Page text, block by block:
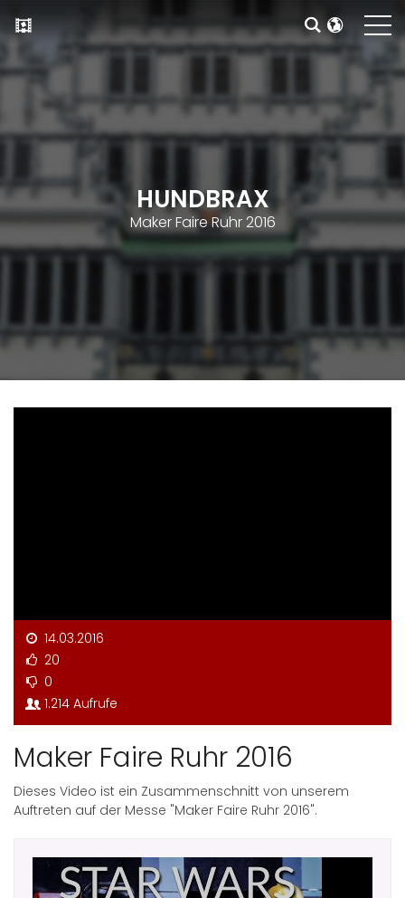
HUNDBRAX
Maker Faire Ruhr 2016
14.03.2016
20
0
1.214 Aufrufe
Maker Faire Ruhr 2016
Dieses Video ist ein Zusammenschnitt von unserem
Auftreten auf der Messe "Maker Faire Ruhr 2016".